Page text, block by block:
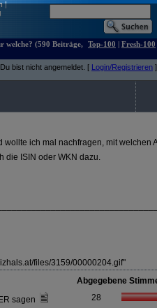
|
welche? (590 Beiträge,
Top-100 | Fresh-100
Du bist nicht angemeldet. [ Login/Registrieren ]
wollte ich mal nachfragen, mit welchen
die ISIN oder WKN dazu.
files/3159/00000204.gif"
Abgegebene
sagen
28